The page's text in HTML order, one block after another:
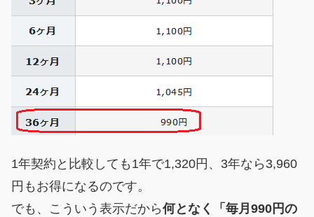
1年契約と比較しても1年で1,320円、3年なら3,960
円もお得になるのです。
でも、こういう表示だから何となく「毎月990円の